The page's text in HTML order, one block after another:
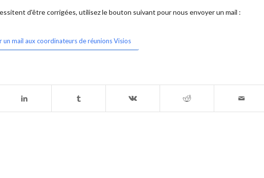
d'être corrigées, utilisez le bouton suivant pour nous envoyer un mail :
un mail aux coordinateurs de réunions Visios